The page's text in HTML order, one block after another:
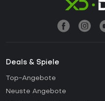
Deals & Spiele
Top-Angebote
Neuste Angebote